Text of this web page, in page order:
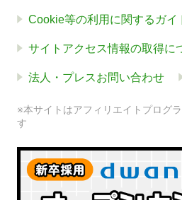
Cookie等の利用に関するガイ
サイトアクセス情報の取得に
法人・プレスお問い合わせ
※本サイトはアフィリエイトプログ
す